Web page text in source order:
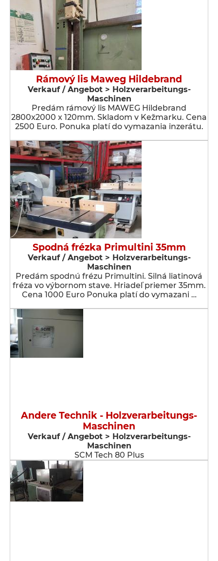
Rámový lis Maweg Hildebrand
Verkauf / Angebot > Holzverarbeitungs-
Maschinen
Predám rámový lis MAWEG Hildebrand
2800x2000 x 120mm. Skladom v Kežmarku. Cena
2500 Euro. Ponuka platí do vymazania inzerátu.
Spodná frézka Primultini 35mm
Verkauf / Angebot > Holzverarbeitungs-
Maschinen
Predám spodnú frézu Primultini. Silná liatinová
fréza vo výbornom stave. Hriadeľ priemer 35mm.
Cena 1000 Euro Ponuka platí do vymazani …
Andere Technik - Holzverarbeitungs-
Maschinen
Verkauf / Angebot > Holzverarbeitungs-
Maschinen
SCM Tech 80 Plus